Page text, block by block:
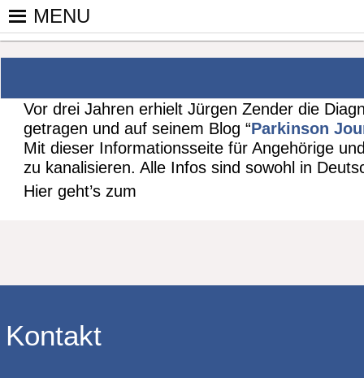
Skip
PINGPONGPARKINSON
ist der bundesweite Zusammenschluss von
Tischtennis – überwiegend ehrenamtlich um
MENU
Vor drei Jahren erhielt Jürgen Zender die
getragen und auf seinem Blog “Parkinson
Mit dieser Informationsseite für Angehörige
zu kanalisieren. Alle Infos sind sowohl in
Hier geht’s zum
Kontakt